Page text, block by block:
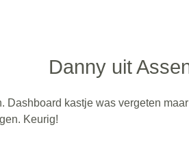
Danny uit
Dashboard kastje was vergeten
Keurig!